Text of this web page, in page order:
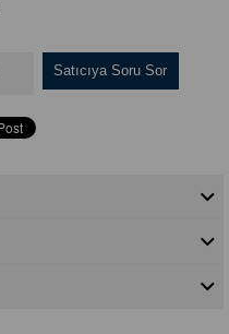
Satıcıya Soru Sor